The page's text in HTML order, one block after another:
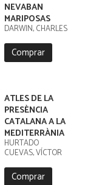
NEVABAN
MARIPOSAS
DARWIN, CHARLES
Comprar
ATLES DE LA
PRESÈNCIA
CATALANA A LA
MEDITERRÀNIA
HURTADO
CUEVAS, VÍCTOR
Comprar